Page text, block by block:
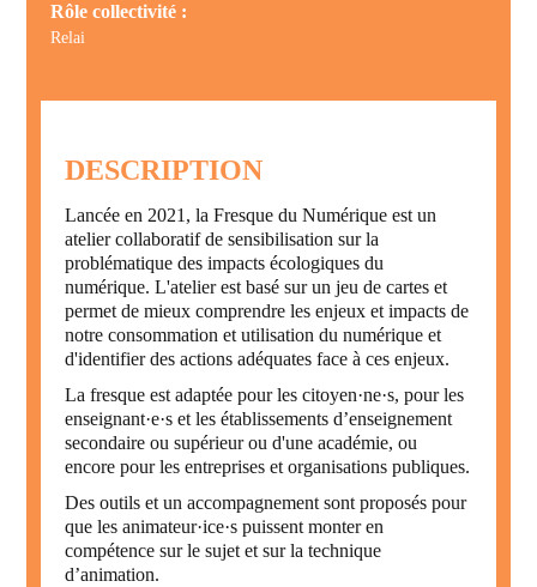
Rôle collectivité :
Relai
DESCRIPTION
Lancée en 2021, la Fresque du Numérique est un
atelier collaboratif de sensibilisation sur la
problématique des impacts écologiques du
numérique. L'atelier est basé sur un jeu de cartes et
permet de mieux comprendre les enjeux et impacts de
notre consommation et utilisation du numérique et
d'identifier des actions adéquates face à ces enjeux.
La fresque est adaptée pour les citoyen·ne·s, pour les
enseignant·e·s et les établissements d’enseignement
secondaire ou supérieur ou d'une académie, ou
encore pour les entreprises et organisations publiques.
Des outils et un accompagnement sont proposés pour
que les animateur·ice·s puissent monter en
compétence sur le sujet et sur la technique
d’animation.